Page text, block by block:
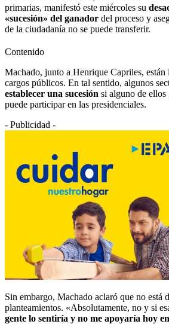
primarias, manifestó este miércoles su
«sucesión» del ganador del proceso y
de la ciudadanía no se puede transferir.
Contenido
Machado, junto a Henrique Capriles, están
cargos públicos. En tal sentido, algunos
establecer una sucesión si alguno de ellos
puede participar en las presidenciales.
- Publicidad -
Sin embargo, Machado aclaró que no está
planteamientos. «Absolutamente, no y si
gente lo sentiría y no me apoyaría hoy